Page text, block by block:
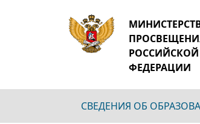
РОССИЙСКОЙ
ФЕДЕРАЦИИ
СВЕДЕНИЯ ОБ